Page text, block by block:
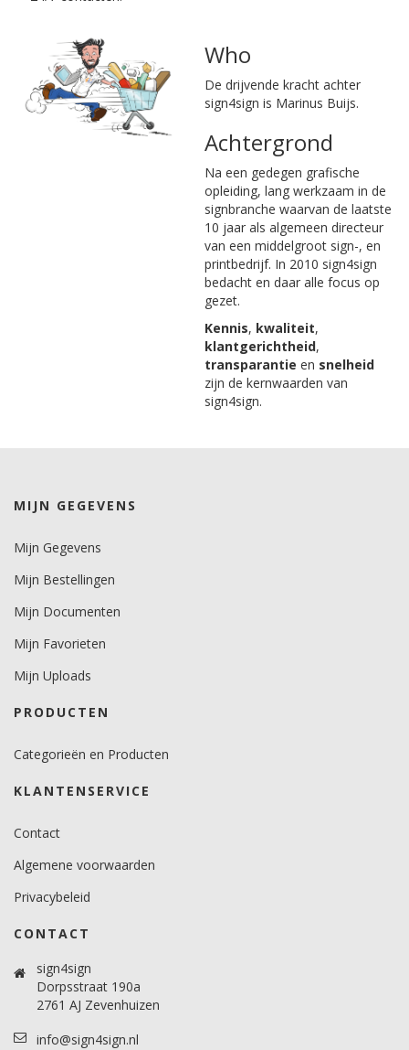
Who
De drijvende kracht achter
sign4sign is Marinus Buijs.
Achtergrond
Na een gedegen grafische
opleiding, lang werkzaam in de
signbranche waarvan de laatste
10 jaar als algemeen directeur
van een middelgroot sign-, en
printbedrijf. In 2010 sign4sign
bedacht en daar alle focus op
gezet.
Kennis, kwaliteit,
klantgerichtheid,
transparantie en snelheid
zijn de kernwaarden van
sign4sign.
MIJN GEGEVENS
Mijn Gegevens
Mijn Bestellingen
Mijn Documenten
Mijn Favorieten
Mijn Uploads
PRODUCTEN
Categorieën en Producten
KLANTENSERVICE
Contact
Algemene voorwaarden
Privacybeleid
CONTACT
sign4sign
Dorpsstraat 190a
2761 AJ Zevenhuizen
info@sign4sign.nl